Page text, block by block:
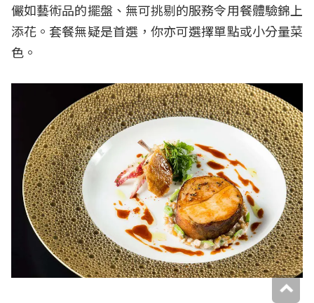
儼如藝術品的擺盤、無可挑剔的服務令用餐體驗錦上
添花。套餐無疑是首選，你亦可選擇單點或小分量菜
色。